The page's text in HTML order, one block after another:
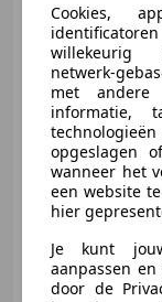
02/1978
Cookies,
willekeurig
netwerk-
met andere
informatie,
opgeslagen
wanneer het
een website
hier
Je kunt
aanpassen
door de